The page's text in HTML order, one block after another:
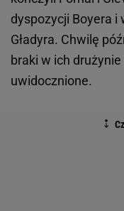
dyspozycji Boyera i
Gładyra. Chwilę
braki w ich
uwidocznione.